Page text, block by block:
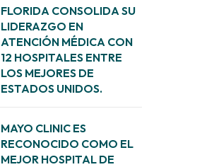
FLORIDA CONSOLIDA SU
LIDERAZGO EN
ATENCIÓN MÉDICA CON
12 HOSPITALES ENTRE
LOS MEJORES DE
ESTADOS UNIDOS.
MAYO CLINIC ES
RECONOCIDO COMO EL
MEJOR HOSPITAL DE